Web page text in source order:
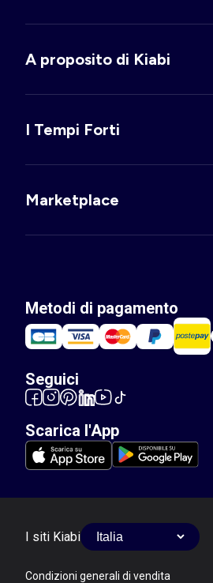
A proposito di Kiabi
I Tempi Forti
Marketplace
Metodi di pagamento
Seguici
Scarica l'App
I siti Kiabi
Condizioni generali di vendita